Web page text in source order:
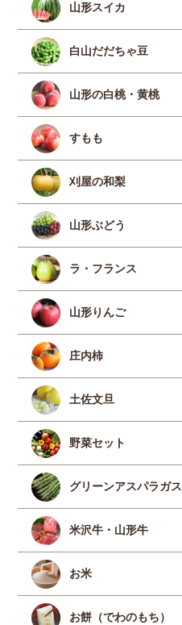
山形スイカ
白山だだちゃ豆
山形の白桃・黄桃
すもも
刈屋の和梨
山形ぶどう
ラ・フランス
山形りんご
庄内柿
土佐文旦
野菜セット
グリーンアスパラガス
米沢牛・山形牛
お米
お餅（でわのもち）